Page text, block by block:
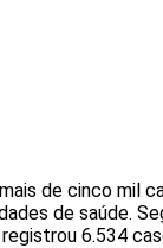
de cinco mil
de saúde.
6.534